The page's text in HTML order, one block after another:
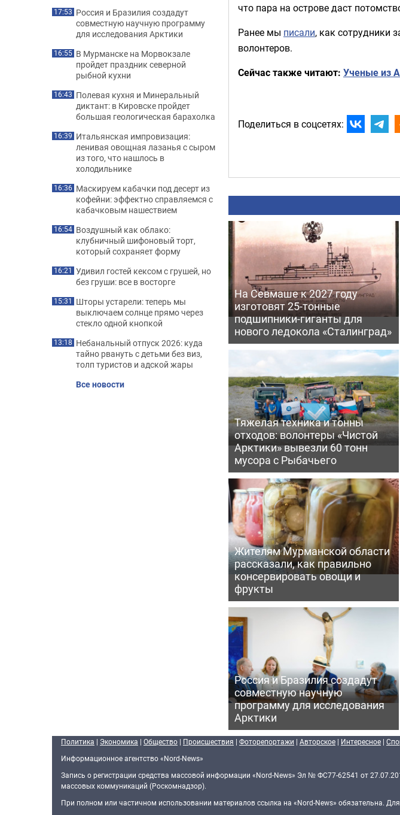
что пара на острове даст
Ранее мы писали, как сотрудники
волонтеров.
Сейчас также читают: Ученые из
Поделиться в соцсетях:
На Севмаше к 2027 году
изготовят 25-тонные
подшипники-гиганты для
нового ледокола «Сталинград»
Тяжелая техника и тонны
отходов: волонтеры «Чистой
Арктики» вывезли 60 тонн
мусора с Рыбачьего
Жителям Мурманской области
рассказали, как правильно
консервировать овощи и
фрукты
Россия и Бразилия создадут
совместную научную
программу для исследования
Арктики
17:53 Россия и Бразилия создадут
совместную научную программу
для исследования Арктики
16:55 В Мурманске на Морвокзале
пройдет праздник северной
рыбной кухни
16:43 Полевая кухня и Минеральный
диктант: в Кировске пройдет
большая геологическая барахолка
16:39 Итальянская импровизация:
ленивая овощная лазанья с сыром
из того, что нашлось в
холодильнике
16:36 Маскируем кабачки под десерт из
кофейни: эффектно справляемся с
кабачковым нашествием
16:54 Воздушный как облако:
клубничный шифоновый торт,
который сохраняет форму
16:21 Удивил гостей кексом с грушей, но
без груши: все в восторге
15:31 Шторы устарели: теперь мы
выключаем солнце прямо через
стекло одной кнопкой
13:18 Небанальный отпуск 2026: куда
тайно рвануть с детьми без виз,
толп туристов и адской жары
Все новости
Политика | Экономика | Общество | Происшествия | Фоторепортажи | Авторское | Интересное |
Информационное агентство «Nord-News»
Запись о регистрации средства массовой информации «Nord-News» Эл № ФС77-62541 от
массовых коммуникаций (Роскомнадзор).
При полном или частичном использовании материалов ссылка на «Nord-News» обязательна.